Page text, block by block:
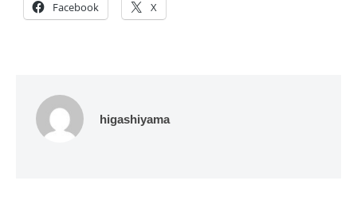
Facebook X
higashiyama